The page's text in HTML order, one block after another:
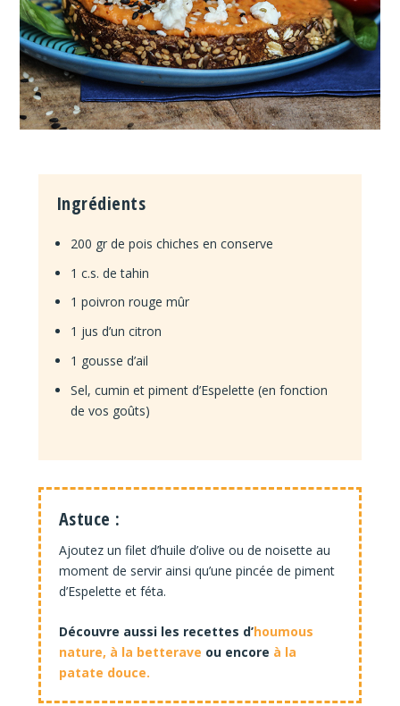
Ingrédients
200 gr de pois chiches en conserve
1 c.s. de tahin
1 poivron rouge mûr
1 jus d’un citron
1 gousse d’ail
Sel, cumin et piment d’Espelette (en fonction
de vos goûts)
Astuce :
Ajoutez un filet d’huile d’olive ou de noisette au
moment de servir ainsi qu’une pincée de piment
d’Espelette et féta.
Découvre aussi les recettes d’houmous
nature, à la betterave ou encore à la
patate douce.